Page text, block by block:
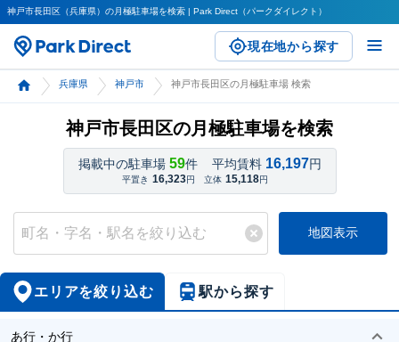
神戸市長田区（兵庫県）の月極駐車場を検索 | Park Direct（パークダイレクト）
現在地から探す
兵庫県 神戸市 神戸市長田区の月極駐車場 検索
神戸市長田区の月極駐車場を検索
掲載中の駐車場 59件 平均賃料 16,197円
平置き 16,323円 立体 15,118円
地図表示
エリアを絞り込む 駅から探す
あ行・か行